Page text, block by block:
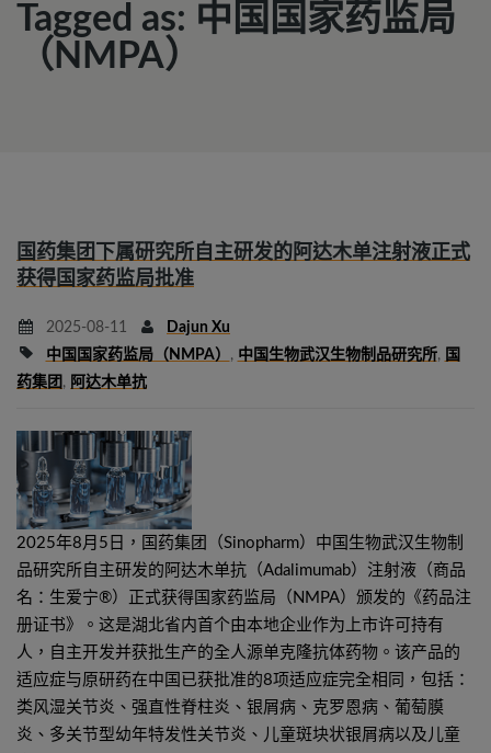
Tagged as: 中国国家药监局
（NMPA）
国药集团下属研究所自主研发的阿达木单注射液正式
获得国家药监局批准
2025-08-11
Dajun Xu
中国国家药监局（NMPA）
, 中国生物武汉生物制品研究所, 国
药集团 , 阿达木单抗
2025年8月5日，国药集团（Sinopharm）中国生物武汉生物制
品研究所自主研发的阿达木单抗（Adalimumab）注射液（商品
名：生爱宁®）正式获得国家药监局（NMPA）颁发的《药品注
册证书》。这是湖北省内首个由本地企业作为上市许可持有
人，自主开发并获批生产的全人源单克隆抗体药物。该产品的
适应症与原研药在中国已获批准的8项适应症完全相同，包括：
类风湿关节炎、强直性脊柱炎、银屑病、克罗恩病、葡萄膜
炎、多关节型幼年特发性关节炎、儿童斑块状银屑病以及儿童